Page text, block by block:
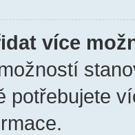
více
potřebujete